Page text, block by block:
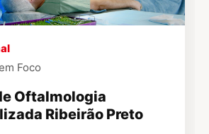
Foco
Oftalmologia
Ribeirão Preto